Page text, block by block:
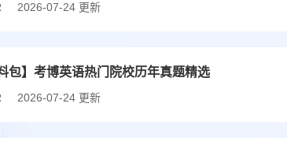
2026-07-24 更新
包】考博英语热门院校历年真题精选
2026-07-24 更新